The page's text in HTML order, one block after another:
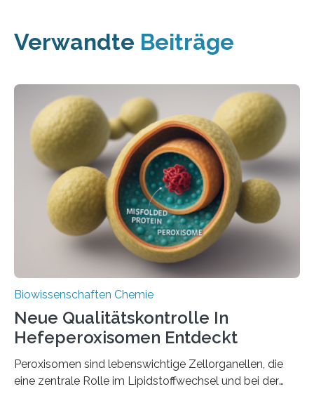
Verwandte Beiträge
Biowissenschaften Chemie
Neue Qualitätskontrolle In
Hefeperoxisomen Entdeckt
Peroxisomen sind lebenswichtige Zellorganellen, die
eine zentrale Rolle im Lipidstoffwechsel und bei der